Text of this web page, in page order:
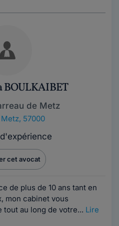
de Metz
Metz, 57000
cet avocat
de plus de 10 ans tant en
mon cabinet vous
au long de votre... Lire